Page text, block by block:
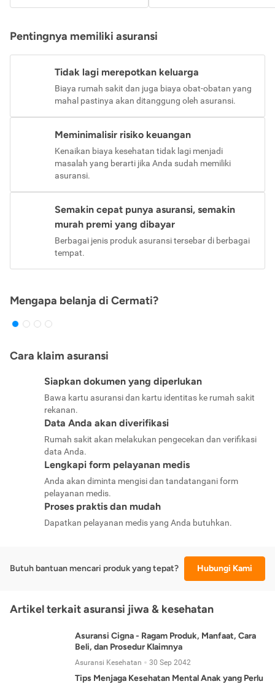
Pentingnya memiliki asuransi
Tidak lagi merepotkan keluarga
Biaya rumah sakit dan juga biaya obat-obatan yang
mahal pastinya akan ditanggung oleh asuransi.
Meminimalisir risiko keuangan
Kenaikan biaya kesehatan tidak lagi menjadi
masalah yang berarti jika Anda sudah memiliki
asuransi.
Semakin cepat punya asuransi, semakin
murah premi yang dibayar
Berbagai jenis produk asuransi tersebar di berbagai
tempat.
Mengapa belanja di Cermati?
Cara klaim asuransi
Siapkan dokumen yang diperlukan
Bawa kartu asuransi dan kartu identitas ke rumah sakit
rekanan.
Data Anda akan diverifikasi
Rumah sakit akan melakukan pengecekan dan verifikasi
data Anda.
Lengkapi form pelayanan medis
Anda akan diminta mengisi dan tandatangani form
pelayanan medis.
Proses praktis dan mudah
Dapatkan pelayanan medis yang Anda butuhkan.
Butuh bantuan mencari produk yang tepat? Hubungi Kami
Artikel terkait asuransi jiwa & kesehatan
Asuransi Cigna - Ragam Produk, Manfaat, Cara
Beli, dan Prosedur Klaimnya
Asuransi Kesehatan 30 Sep 2042
Tips Menjaga Kesehatan Mental Anak yang Perlu